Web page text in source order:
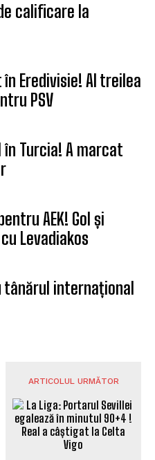
calificare la
Eredivisie! Al treilea
PSV
Turcia! A marcat
AEK! Gol și
Levadiakos
tânărul internațional
ARTICOLUL URMĂTOR